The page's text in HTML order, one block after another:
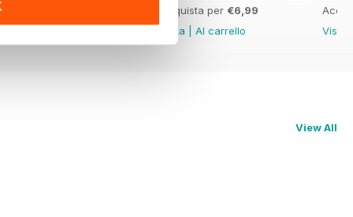
Acquista per Acquista per €6,99
Vista
Al carrello
Vista
View All